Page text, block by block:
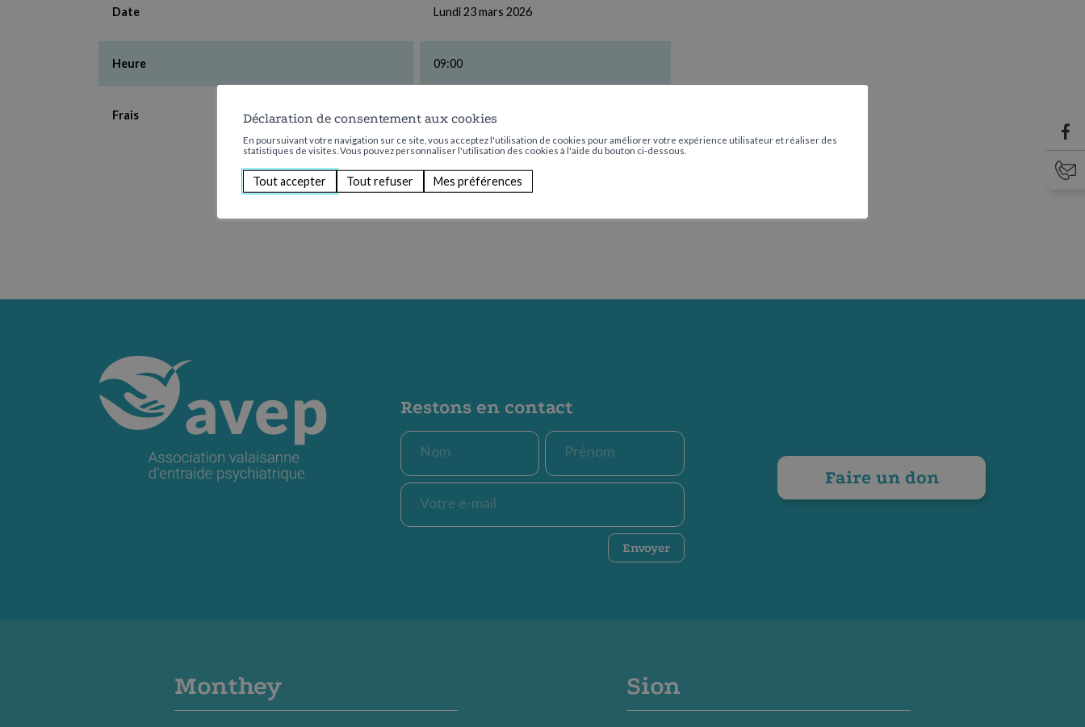
Date Lundi 23 mars 2026
Heure 09:00
Frais Aucun
Restons en contact
Nom Prénom
E-
mail
*
Envoyer
Faire un don
Monthey Sion
Déclaration de consentement aux cookies
En poursuivant votre navigation sur ce site, vous acceptez l'utilisation de cookies pour améliorer votre expérience utilisateur et réaliser des
statistiques de visites. Vous pouvez personnaliser l'utilisation des cookies à l'aide du bouton ci-dessous.
Tout accepter Tout refuser Mes préférences